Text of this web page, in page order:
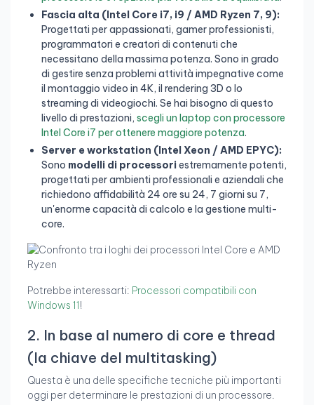
Fascia alta (Intel Core i7, i9 / AMD Ryzen 7, 9):
Progettati per appassionati, gamer professionisti,
programmatori e creatori di contenuti che
necessitano della massima potenza. Sono in grado
di gestire senza problemi attività impegnative come
il montaggio video in 4K, il rendering 3D o lo
streaming di videogiochi. Se hai bisogno di questo
livello di prestazioni, scegli un laptop con processore
Intel Core i7 per ottenere maggiore potenza.
Server e workstation (Intel Xeon / AMD EPYC):
Sono modelli di processoriestremamente potenti,
progettati per ambienti professionali e aziendali che
richiedono affidabilità 24 ore su 24, 7 giorni su 7,
un'enorme capacità di calcolo e la gestione multi-
core.
Potrebbe interessarti: Processori compatibili con
Windows 11!
2. In base al numero di core e thread
(la chiave del multitasking)
Questa è una delle specifiche tecniche più importanti
oggi per determinare le prestazioni di un processore.